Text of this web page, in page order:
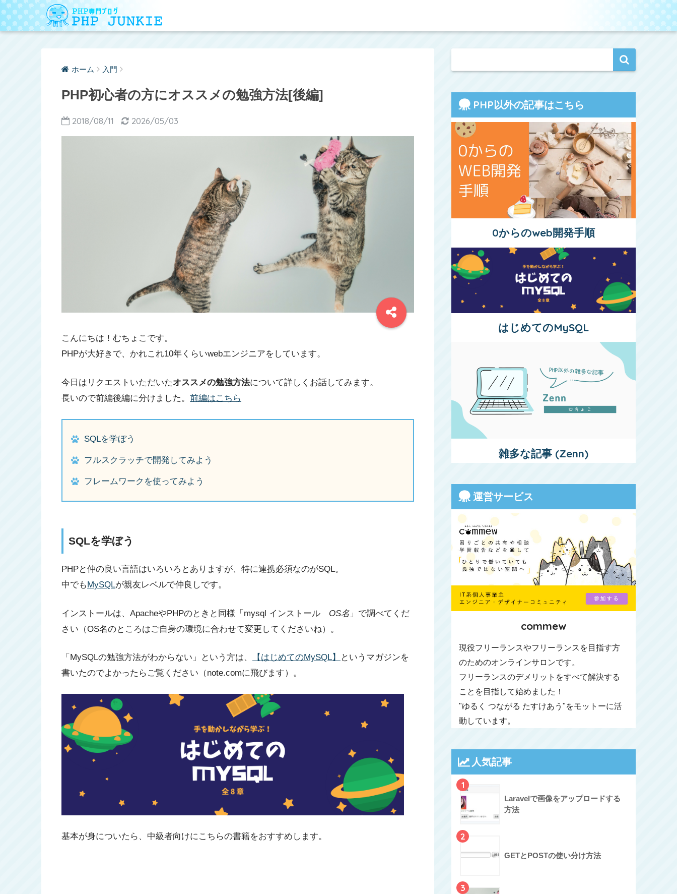
ホーム 入門
PHP初心者の方にオススメの勉強方法[後編]
2018/08/11 2026/05/03
こんにちは！むちょこです。
PHPが大好きで、かれこれ10年くらいwebエンジニアをしています。
今日はリクエストいただいたオススメの勉強方法について詳しくお話してみます。
長いので前編後編に分けました。 前編はこちら
SQLを学ぼう
フルスクラッチで開発してみよう
フレームワークを使ってみよう
SQLを学ぼう
PHPと仲の良い言語はいろいろとありますが、特に連携必須なのがSQL。
中でもMySQLが親友レベルで仲良しです。
インストールは、ApacheやPHPのときと同様「mysql インストール OS名 」で調べてくだ
さい（OS名のところはご自身の環境に合わせて変更してくださいね）。
「MySQLの勉強方法がわからない」という方は、 【はじめてのMySQL】
というマガジンを
書いたのでよかったらご覧ください（note.comに飛びます）。
基本が身についたら、中級者向けにこちらの書籍をおすすめします。
PHP以外の記事はこちら
0からのweb開発手順
はじめてのMySQL
雑多な記事 (Zenn)
運営サービス
commew
現役フリーランスやフリーランスを目指す方
のためのオンラインサロンです。
フリーランスのデメリットをすべて解決する
ことを目指して始めました！
"ゆるく つながる たすけあう"をモットーに活
動しています。
人気記事
1
Laravelで画像をアップロードする
方法
2
GETとPOSTの使い分け方法
3